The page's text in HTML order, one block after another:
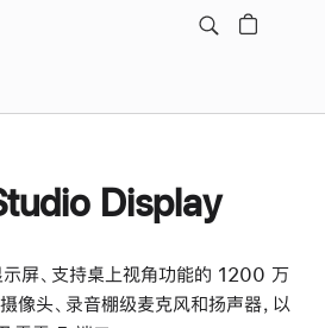
Display
屏、支持桌上视角功能的 1200 万
头、录音棚级麦克风和扬声器，以